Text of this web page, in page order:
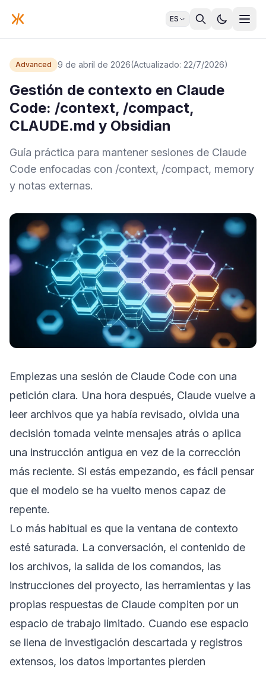
ES
Advanced 9 de abril de 2026(Actualizado: 22/7/2026)
Gestión de contexto en Claude
Code: /context, /compact,
CLAUDE.md y Obsidian
Guía práctica para mantener sesiones de Claude
Code enfocadas con /context, /compact, memory
y notas externas.
Empiezas una sesión de Claude Code con una
petición clara. Una hora después, Claude vuelve a
leer archivos que ya había revisado, olvida una
decisión tomada veinte mensajes atrás o aplica
una instrucción antigua en vez de la corrección
más reciente. Si estás empezando, es fácil pensar
que el modelo se ha vuelto menos capaz de
repente.
Lo más habitual es que la ventana de contexto
esté saturada. La conversación, el contenido de
los archivos, la salida de los comandos, las
instrucciones del proyecto, las herramientas y las
propias respuestas de Claude compiten por un
espacio de trabajo limitado. Cuando ese espacio
se llena de investigación descartada y registros
extensos, los datos importantes pierden